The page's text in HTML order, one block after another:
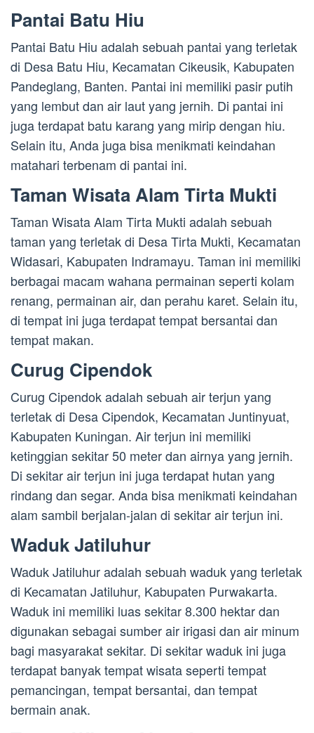
Pantai Batu Hiu
Pantai Batu Hiu adalah sebuah pantai yang terletak
di Desa Batu Hiu, Kecamatan Cikeusik, Kabupaten
Pandeglang, Banten. Pantai ini memiliki pasir putih
yang lembut dan air laut yang jernih. Di pantai ini
juga terdapat batu karang yang mirip dengan hiu.
Selain itu, Anda juga bisa menikmati keindahan
matahari terbenam di pantai ini.
Taman Wisata Alam Tirta Mukti
Taman Wisata Alam Tirta Mukti adalah sebuah
taman yang terletak di Desa Tirta Mukti, Kecamatan
Widasari, Kabupaten Indramayu. Taman ini memiliki
berbagai macam wahana permainan seperti kolam
renang, permainan air, dan perahu karet. Selain itu,
di tempat ini juga terdapat tempat bersantai dan
tempat makan.
Curug Cipendok
Curug Cipendok adalah sebuah air terjun yang
terletak di Desa Cipendok, Kecamatan Juntinyuat,
Kabupaten Kuningan. Air terjun ini memiliki
ketinggian sekitar 50 meter dan airnya yang jernih.
Di sekitar air terjun ini juga terdapat hutan yang
rindang dan segar. Anda bisa menikmati keindahan
alam sambil berjalan-jalan di sekitar air terjun ini.
Waduk Jatiluhur
Waduk Jatiluhur adalah sebuah waduk yang terletak
di Kecamatan Jatiluhur, Kabupaten Purwakarta.
Waduk ini memiliki luas sekitar 8.300 hektar dan
digunakan sebagai sumber air irigasi dan air minum
bagi masyarakat sekitar. Di sekitar waduk ini juga
terdapat banyak tempat wisata seperti tempat
pemancingan, tempat bersantai, dan tempat
bermain anak.